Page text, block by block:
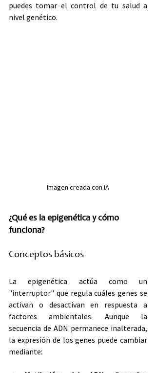
puedes tomar el control de tu salud a
nivel genético.
Imagen creada con IA
¿Qué es la epigenética y cómo
funciona?
Conceptos básicos
La epigenética actúa como un
"interruptor" que regula cuáles genes se
activan o desactivan en respuesta a
factores ambientales. Aunque la
secuencia de ADN permanece inalterada,
la expresión de los genes puede cambiar
mediante: